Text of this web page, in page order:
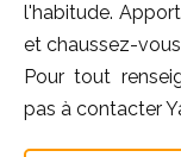
l'habitude.
et chaussez-
Pour tout
pas à contacter